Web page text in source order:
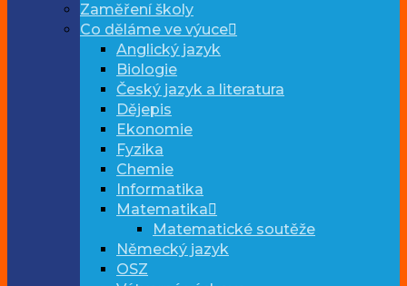
Zaměření školy
Co děláme ve výuce
Anglický jazyk
Biologie
Český jazyk a literatura
Dějepis
Ekonomie
Fyzika
Chemie
Informatika
Matematika
Matematické soutěže
Německý jazyk
OSZ